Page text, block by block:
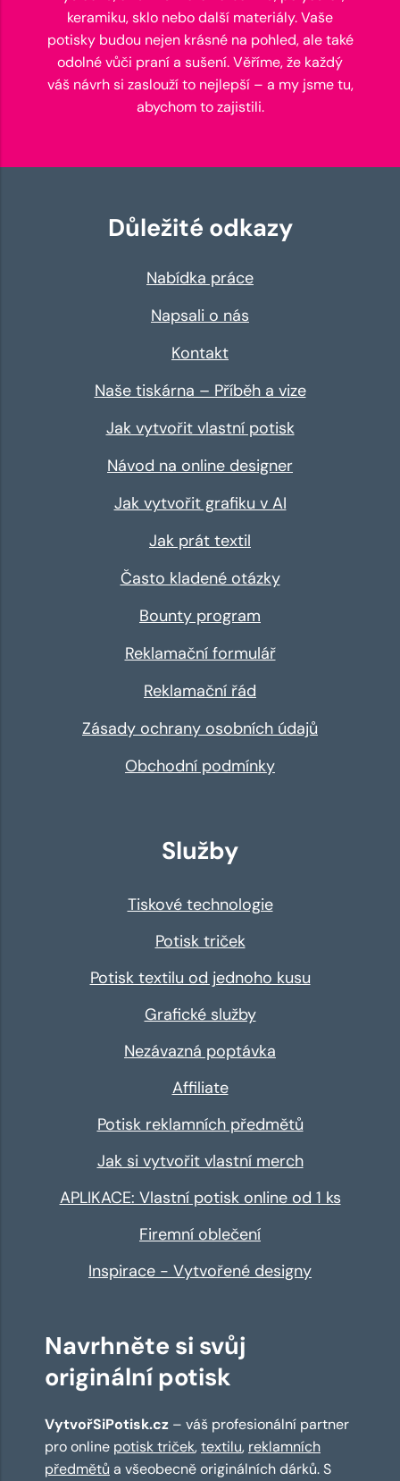
keramiku, sklo nebo další materiály. Vaše
potisky budou nejen krásné na pohled, ale také
odolné vůči praní a sušení. Věříme, že každý
váš návrh si zaslouží to nejlepší – a my jsme tu,
abychom to zajistili.
Důležité odkazy
Nabídka práce
Napsali o nás
Kontakt
Naše tiskárna – Příběh a vize
Jak vytvořit vlastní potisk
Návod na online designer
Jak vytvořit grafiku v AI
Jak prát textil
Často kladené otázky
Bounty program
Reklamační formulář
Reklamační řád
Zásady ochrany osobních údajů
Obchodní podmínky
Služby
Tiskové technologie
Potisk triček
Potisk textilu od jednoho kusu
Grafické služby
Nezávazná poptávka
Affiliate
Potisk reklamních předmětů
Jak si vytvořit vlastní merch
APLIKACE: Vlastní potisk online od 1 ks
Firemní oblečení
Inspirace - Vytvořené designy
Navrhněte si svůj
originální potisk
VytvořSiPotisk.cz – váš profesionální partner
pro online potisk triček,textilu, reklamních
předmětů a všeobecně originálních dárků. S